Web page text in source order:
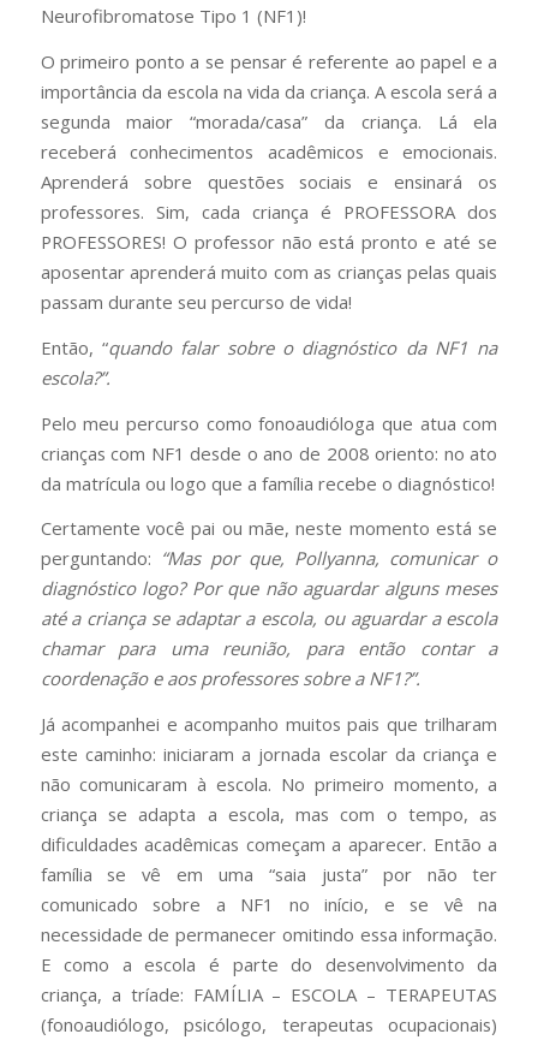
Neurofibromatose Tipo 1 (NF1)!
O primeiro ponto a se pensar é referente ao papel e a
importância da escola na vida da criança. A escola será a
segunda maior “morada/casa” da criança. Lá ela
receberá conhecimentos acadêmicos e emocionais.
Aprenderá sobre questões sociais e ensinará os
professores. Sim, cada criança é PROFESSORA dos
PROFESSORES! O professor não está pronto e até se
aposentar aprenderá muito com as crianças pelas quais
passam durante seu percurso de vida!
Então, “quando falar sobre o diagnóstico da NF1 na
escola?”.
Pelo meu percurso como fonoaudióloga que atua com
crianças com NF1 desde o ano de 2008 oriento: no ato
da matrícula ou logo que a família recebe o diagnóstico!
Certamente você pai ou mãe, neste momento está se
perguntando: “Mas por que, Pollyanna, comunicar o
diagnóstico logo? Por que não aguardar alguns meses
até a criança se adaptar a escola, ou aguardar a escola
chamar para uma reunião, para então contar a
coordenação e aos professores sobre a NF1?”.
Já acompanhei e acompanho muitos pais que trilharam
este caminho: iniciaram a jornada escolar da criança e
não comunicaram à escola. No primeiro momento, a
criança se adapta a escola, mas com o tempo, as
dificuldades acadêmicas começam a aparecer. Então a
família se vê em uma “saia justa” por não ter
comunicado sobre a NF1 no início, e se vê na
necessidade de permanecer omitindo essa informação.
E como a escola é parte do desenvolvimento da
criança, a tríade: FAMÍLIA – ESCOLA – TERAPEUTAS
(fonoaudiólogo, psicólogo, terapeutas ocupacionais)